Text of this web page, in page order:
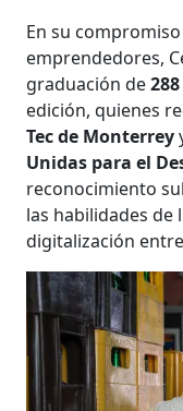
En su
emprendedores,
graduación de
edición, quienes
Tec de Monterrey
Unidas para el
reconocimiento
las habilidades de
digitalización